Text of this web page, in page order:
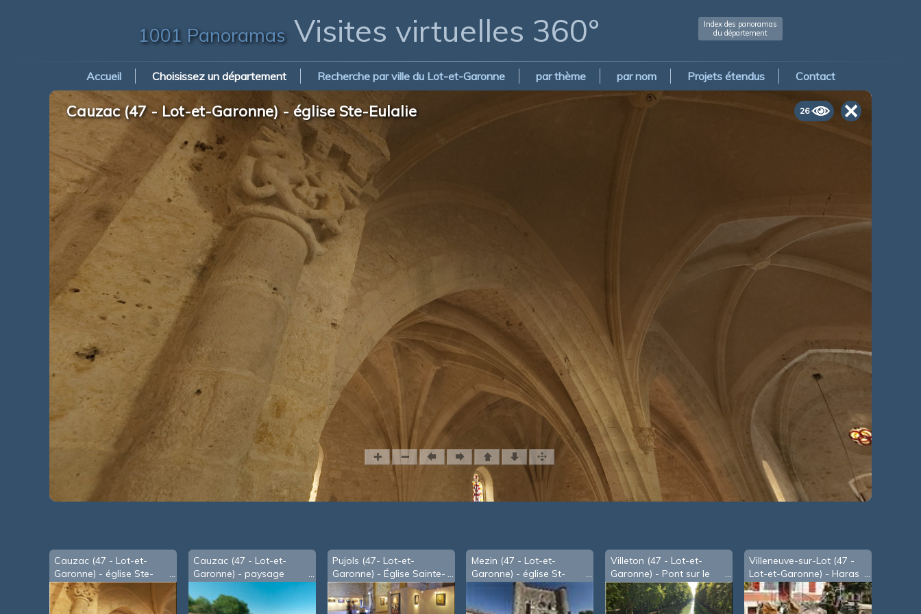
1001 PanoramasVisites virtuelles 360°
Index des panoramas
du département
Accueil Choisissez un département Recherche par ville du Lot-et-Garonne par thème par nom Projets étendus Contact
26
Cauzac (47 - Lot-et-Garonne) - église Ste-Eulalie
Cauzac (47 - Lot-et-
Garonne) - église Ste-
Eulalie
Cauzac (47 - Lot-et-
Garonne) - paysage
Pujols (47- Lot-et-
Garonne) - Église Sainte-
Foy transformée en
espace d'exposition
Mezin (47 - Lot-et-
Garonne) - église St-
Jean-Baptiste
Villeton (47 - Lot-et-
Garonne) - Pont sur le
canal latéral à la
Garonne
Villeneuve-sur-Lot (47 -
Lot-et-Garonne) - Haras
Nationaux (2002)